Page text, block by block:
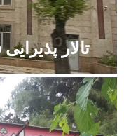
تالار